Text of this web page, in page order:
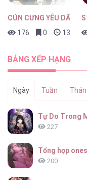
CÚN CƯNG YÊU DẤU
176
0 13 giờ
BẢNG XẾP HẠNG
Ngày Tuần
Tự Do Trong
227
Tổng hợp
200